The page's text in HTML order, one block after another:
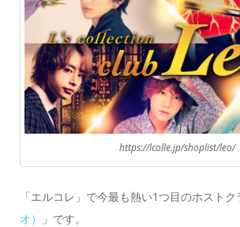
https://lcolle.jp/shoplist/leo/
「エルコレ」で今最も熱い1つ目のホストク
オ）
」です。